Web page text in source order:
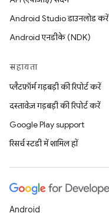
Android Studio डाउनलोड करें
Android एनडीके (NDK)
सहायता
प्लैटफ़ॉर्म गड़बड़ी की रिपोर्ट करें
दस्तावेज़ गड़बड़ी की रिपोर्ट करें
Google Play support
रिसर्च स्टडी में शामिल हों
Android